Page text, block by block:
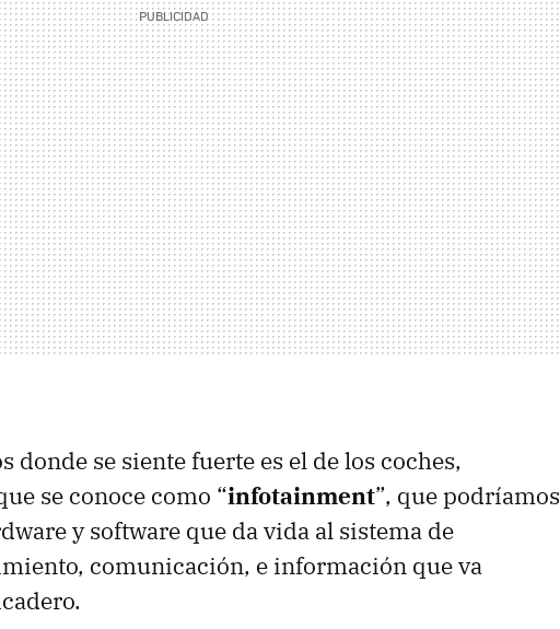
donde se siente fuerte es el de los coches,
se conoce como “infotainment”, que podríamos
y software que da vida al sistema de
comunicación, e información que va